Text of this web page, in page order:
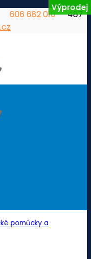
606 682 010
487
pomůcky a
Výprodej